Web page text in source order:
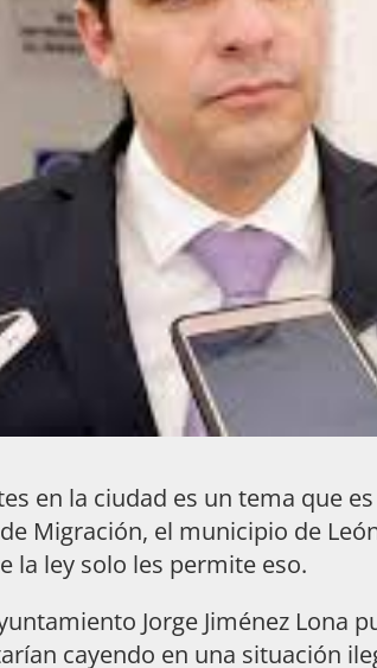
en la ciudad es un tema que
Migración, el municipio de
la ley solo les permite eso.
Jorge Jiménez Lona
cayendo en una situación